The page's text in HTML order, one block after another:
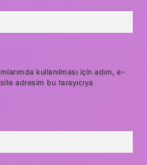
kullanılması için adım, e-
adresim bu tarayıcıya